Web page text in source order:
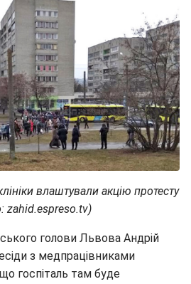
влаштували акцію протесту
zahid.espreso.tv)
голови Львова Андрій
з медпрацівниками
що госпіталь там буде